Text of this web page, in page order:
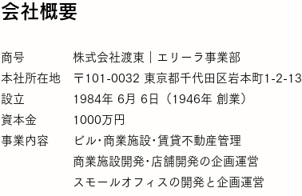
会社概要
商号 株式会社渡東｜ エリーラ事業部
本社所在地 〒101-0032 東京都千代田区岩本町1-2-13
設立 1984年 6月 6日（1946年 創業）
資本金 1000万円
事業内容 ビル･商業施設･ 賃貸不動産管理
商業施設開発･店舗開発の企画運営
スモールオフィスの開発と企画運営